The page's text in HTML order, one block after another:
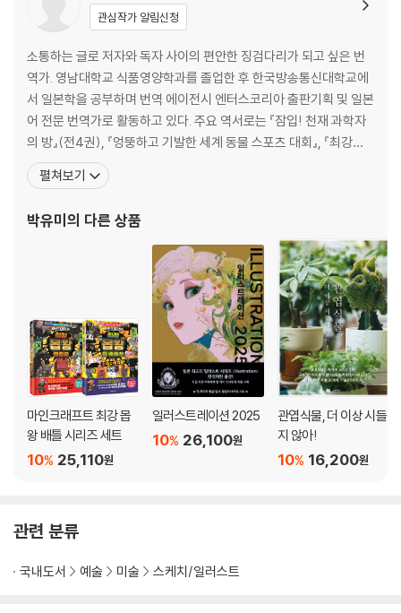
04 디테일 취사선택
05 제스처 드로잉 연습
PRACTICE LEVEL 1 나체나 얇은 옷을 입은 인체를 그려보자
PRACTICE LEVEL 2 편안한 옷을 입은 인체를 그려보자
PRACTICE LEVEL 3 깊이가 있는 인체를 그려보자
PRACTICE LEVEL 4 포옹하는 두 사람의 인체를 그려보자
06 카페 스케치
07 포즈의 메인 아이디어
08 인물 디테일
10 스토리가 보이는 연출
PRACTICE LEVEL 1 러프하게 그려보자
PRACTICE LEVEL 2 모델의 디테일을 그려보자
PRACTICE LEVEL 3 배경과 소품을 그려넣자
PRACTICE LEVEL 4 스토리가 보이도록 그려넣자
CHAPTER. 3 응용편
스토리가 보이는 그림 창작하기
01 스토리가 보이는 그림
02 아이디어 구상과 정리
03 자료 조사와 수집
PRACTICE 스토리가 보이는 그림을 창작해보자 ① 설렘
관심작가 알림신청
소통하는 글로 저자와 독자 사이의 편안한 징검다리가 되고 싶은 번
역가. 영남대학교 식품영양학과를 졸업한 후 한국방송통신대학교에
서 일본학을 공부하며 번역 에이전시 엔터스코리아 출판기획 및 일본
어 전문 번역가로 활동하고 있다. 주요 역서로는 『잠입! 천재 과학자
의 방』(전4권), 『엉뚱하고 기발한 세계 동물 스포츠 대회』, 『최강왕
놀라운 생물 대백과』, 『최강왕 동물 배틀』, 『최강왕 곤충 배틀』, 『늑대
와 야생의 개』, 『곤충의 교미』, 『콜레스테롤을 낮추는 29가지 습관』,
를 읽기 위한 그리스 로마 신
펼쳐보기
박유미의 다른 상품
마인크래프트 최강 몹
왕 배틀 시리즈 세트
25,110원
10%
일러스트레이션 2025
26,100원
10%
관엽식물, 더 이상 시들
지 않아!
16,200원
10%
관련 분류
국내도서 예술 미술 스케치/일러스트